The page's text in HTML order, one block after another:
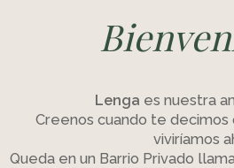
Lenga es nuestra
Creenos cuando te decimos
viviríamos
Queda en un Barrio Privado